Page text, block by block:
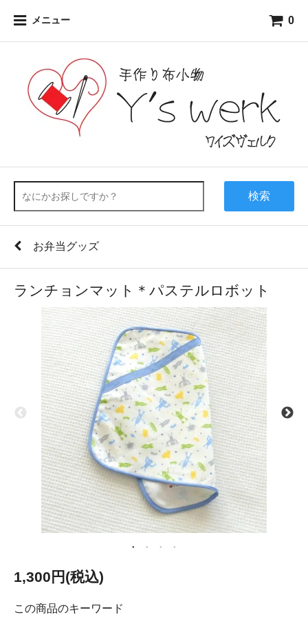
メニュー 0
検索
お弁当グッズ
ランチョンマット＊パステルロボット
1,300円(税込)
この商品のキーワード